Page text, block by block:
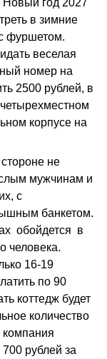
Новый год 2027
в зимние
фуршетом.
веселая
номер на
2500 рублей, в
корпусе на
не
мужчинам и
с
банкетом.
обойдется в
человека.
16-19
по 90
коттедж будет
количество
рублей за